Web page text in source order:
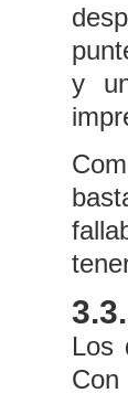
y
Los